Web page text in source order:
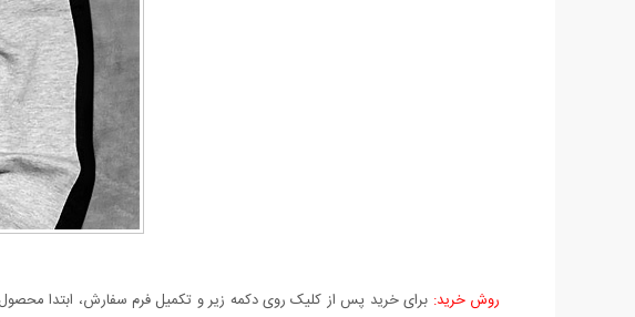
روش خرید: برای خرید پس از کلیک روی دکمه زیر و تکمیل فرم سفارش، ابتدا